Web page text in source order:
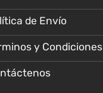
la
de
producto
de Envío
y Condiciones